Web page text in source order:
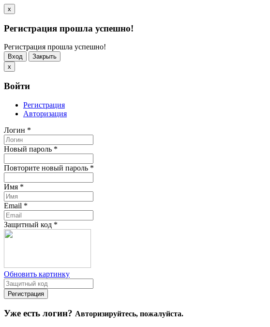
x
Регистрация прошла успешно!
Регистрация прошла успешно!
Вход
Закрыть
x
Войти
Регистрация
Авторизация
Логин *
Новый пароль *
Повторите новый пароль *
Имя *
Email *
Защитный код *
Обновить картинку
Уже есть логин? Авторизируйтесь, пожалуйста.